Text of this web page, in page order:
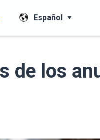
Español
de los